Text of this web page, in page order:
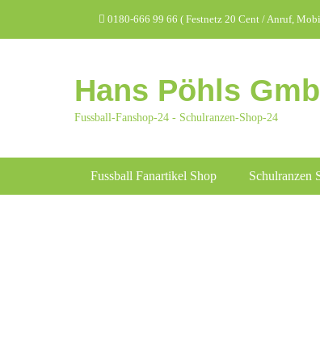
Header Top Menu
0180-666 99 66 ( Festnetz 20 Cent / Anruf,
Hans Pöhls
Fussball-Fanshop-24 - Schulranzen-Shop-24
Hauptmenü
Fussball Fanartikel Shop Schulranzen